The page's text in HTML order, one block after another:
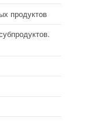
продуктов